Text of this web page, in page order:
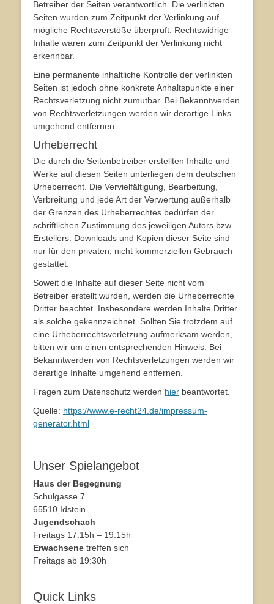
Betreiber der Seiten verantwortlich. Die verlinkten
Seiten wurden zum Zeitpunkt der Verlinkung auf
mögliche Rechtsverstöße überprüft. Rechtswidrige
Inhalte waren zum Zeitpunkt der Verlinkung nicht
erkennbar.
Eine permanente inhaltliche Kontrolle der verlinkten
Seiten ist jedoch ohne konkrete Anhaltspunkte einer
Rechtsverletzung nicht zumutbar. Bei Bekanntwerden
von Rechtsverletzungen werden wir derartige Links
umgehend entfernen.
Urheberrecht
Die durch die Seitenbetreiber erstellten Inhalte und
Werke auf diesen Seiten unterliegen dem deutschen
Urheberrecht. Die Vervielfältigung, Bearbeitung,
Verbreitung und jede Art der Verwertung außerhalb
der Grenzen des Urheberrechtes bedürfen der
schriftlichen Zustimmung des jeweiligen Autors bzw.
Erstellers. Downloads und Kopien dieser Seite sind
nur für den privaten, nicht kommerziellen Gebrauch
gestattet.
Soweit die Inhalte auf dieser Seite nicht vom
Betreiber erstellt wurden, werden die Urheberrechte
Dritter beachtet. Insbesondere werden Inhalte Dritter
als solche gekennzeichnet. Sollten Sie trotzdem auf
eine Urheberrechtsverletzung aufmerksam werden,
bitten wir um einen entsprechenden Hinweis. Bei
Bekanntwerden von Rechtsverletzungen werden wir
derartige Inhalte umgehend entfernen.
Fragen zum Datenschutz werden hier beantwortet.
Quelle: https://www.e-recht24.de/impressum-
generator.html
Unser Spielangebot
Haus der Begegnung
Schulgasse 7
65510 Idstein
Jugendschach
Freitags 17:15h – 19:15h
Erwachsene treffen sich
Freitags ab 19:30h
Quick Links